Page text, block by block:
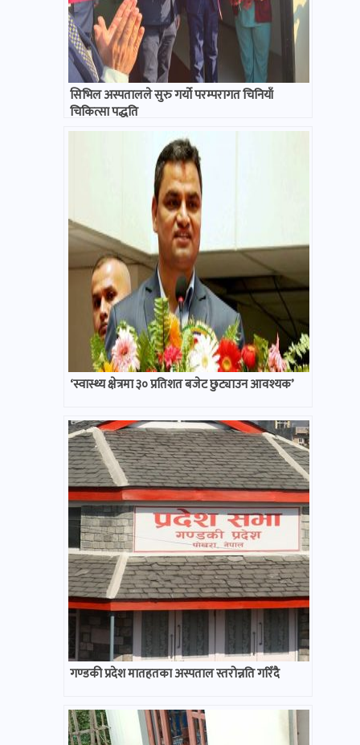
सिभिल अस्पतालले सुरु गर्यो परम्परागत चिनियाँ
चिकित्सा पद्धति
‘स्वास्थ्य क्षेत्रमा ३० प्रतिशत बजेट छुट्याउन आवश्यक’
गण्डकी प्रदेश मातहतका अस्पताल स्तरोन्नति गरिँदै